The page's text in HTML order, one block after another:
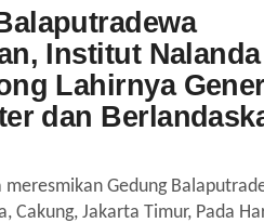
Institut Nalanda
Lahirnya
dan
meresmikan Gedung
Cakung, Jakarta Timur, Pada